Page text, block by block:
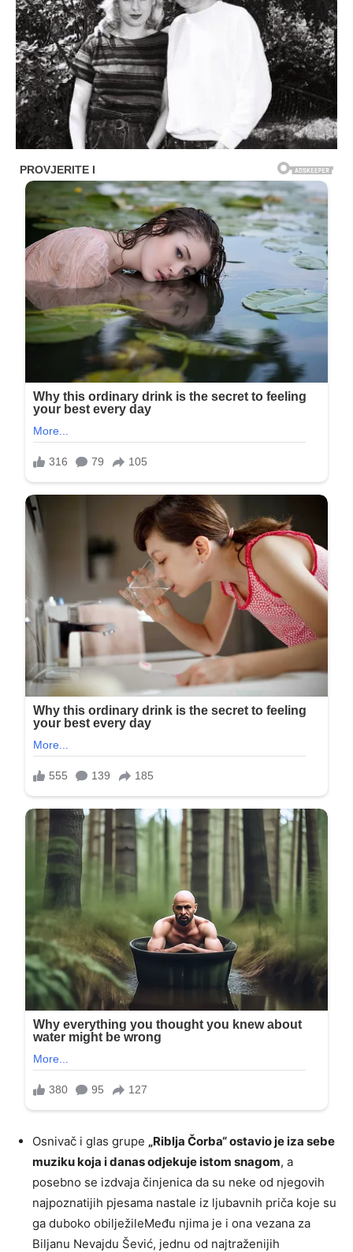
Osnivač i glas grupe „Riblja Čorba“ ostavio je iza sebe
muziku koja i danas odjekuje istom snagom, a
posebno se izdvaja činjenica da su neke od njegovih
najpoznatijih pjesama nastale iz ljubavnih priča koje su
ga duboko obilježileMeđu njima je i ona vezana za
Biljanu Nevajdu Šević, jednu od najtraženijih